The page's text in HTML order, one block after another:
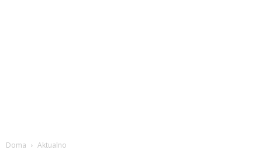
Doma Aktualno